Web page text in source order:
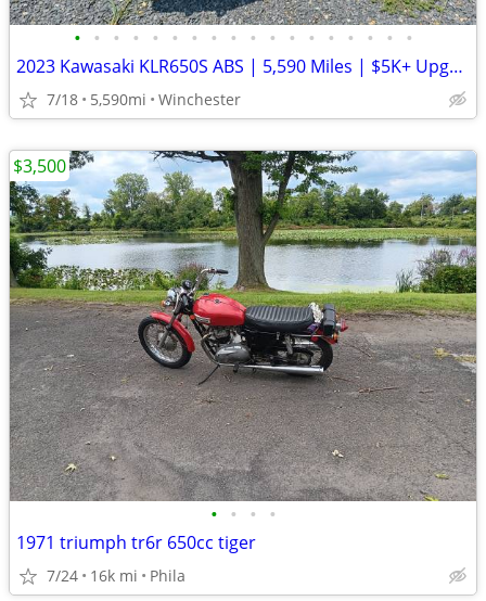
• • • • • • • • • • • • • • • • • •
2023 Kawasaki KLR650S ABS | 5,590 Miles | $5K+ Upgrades | Garmin XT3 |
7/18 5,590mi Winchester
• • • •
1971 triumph tr6r 650cc tiger
7/24 16k mi Phila
$3,500